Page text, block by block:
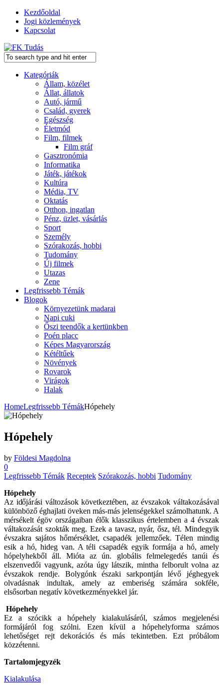
Kezdőoldal
Jogi közlemények
Kapcsolat
Kategóriák
Állam, közélet
Állat, állatok
Autó, jármű
Család, gyerek
Egészség
Életmód
Film, filmek
Film gráf
Gasztronómia
Informatika
Játék, játékok
Kultúra
Média, TV
Oktatás
Otthon, ingatlan
Pénz, üzlet, vásárlás
Sport
Személy
Szórakozás, hobbi
Tudomány
Új filmek
Utazas
Zene
Legfrissebb Témák
Blogok
Környezetünk madarai
Napi cuki
Őszi teendők a kertünkben
Poén placc
Képes Magyarország
Kétéltűek
Növények
Rovarok
Virágok
Halak
HomeLegfrissebb TémákHópehely
Hópehely
by Földesi Magdolna
0
Legfrissebb Témák Receptek Szórakozás, hobbi Tudomány
Hópehely
Az időjárási változások következtében, az évszakok váltakozásával
különböző éghajlati öveken más-más jelenségekkel számolhatunk. A
mérsékelt égöv országaiban élők klasszikus értelemben a 4 évszak
váltakozását szokták meg. Ezek a tavasz, nyár, ősz, tél. Mindegyik
évszakra sajátos hőmérséklet, csapadék jellemzőek. Télen mindig
esik a hó, hideg van. A téli csapadék egyik formája a hó, amely
hópelyhekből áll. Mióta az ún. globális felmelegedés tanúi és
elszenvedői vagyunk, azóta úgy látszik, mintha felborult volna az
évszakok rendje. Bolygónk északi sarkpontján lévő jéghegyek
olvadásnak indultak, amely az emberiség számára sokféle,
elsősorban negatív következményekkel jár.
Hópehely
Ez a szócikk a hópehely kialakulásáról, számos megjelenési
formájáról fog szólni. Ezen kívül a hópehelyforma számos
lehetőséget rejt dekorációs és más tekintetben. Ezt próbálom
közzétenni.
Tartalomjegyzék
Kialakulása